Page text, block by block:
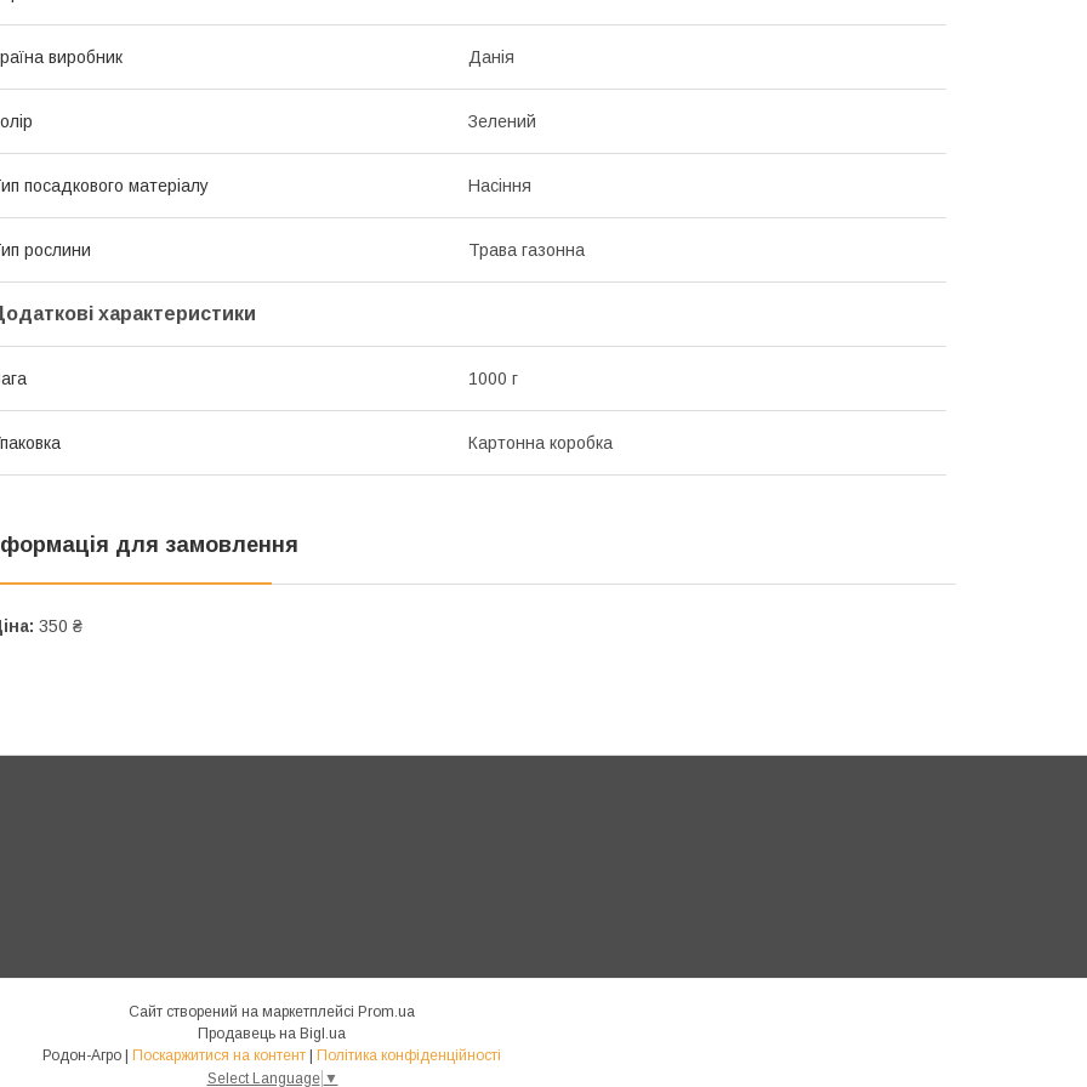
виробник Данія
Зелений
посадкового матеріалу Насіння
рослини Трава газонна
характеристики
1000 г
Картонна коробка
для замовлення
350 ₴
Сайт створений на маркетплейсі Prom.ua
Продавець на Bigl.ua
Родон-Агро | Поскаржитися на контент | Політика конфіденційності
Select Language ▼